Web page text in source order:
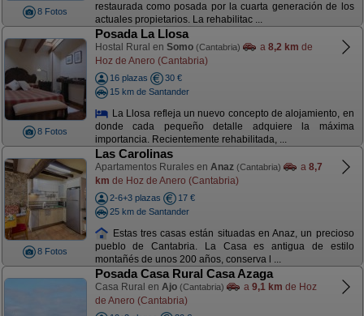
8 Fotos
restaurada como posada por la cuarta generación de los
actuales propietarios. La rehabilitac ...
8 Fotos
Posada La Llosa
Hostal Rural en Somo (Cantabria) a 8,2 km de
Hoz de Anero (Cantabria)
16 plazas
30 €
15 km de Santander
La Llosa refleja un nuevo concepto de alojamiento, en
donde cada pequeño detalle adquiere la máxima
importancia. Recientemente rehabilitada, ...
8 Fotos
Las Carolinas
Apartamentos Rurales en Anaz (Cantabria) a 8,7
km de Hoz de Anero (Cantabria)
2-6+3 plazas
17 €
25 km de Santander
Estas tres casas están situadas en Anaz, un precioso
pueblo de Cantabria. La Casa es antigua de estilo
montañés de unos 200 años, conserva l ...
Posada Casa Rural Casa Azaga
Casa Rural en Ajo (Cantabria) a 9,1 km de Hoz
de Anero (Cantabria)